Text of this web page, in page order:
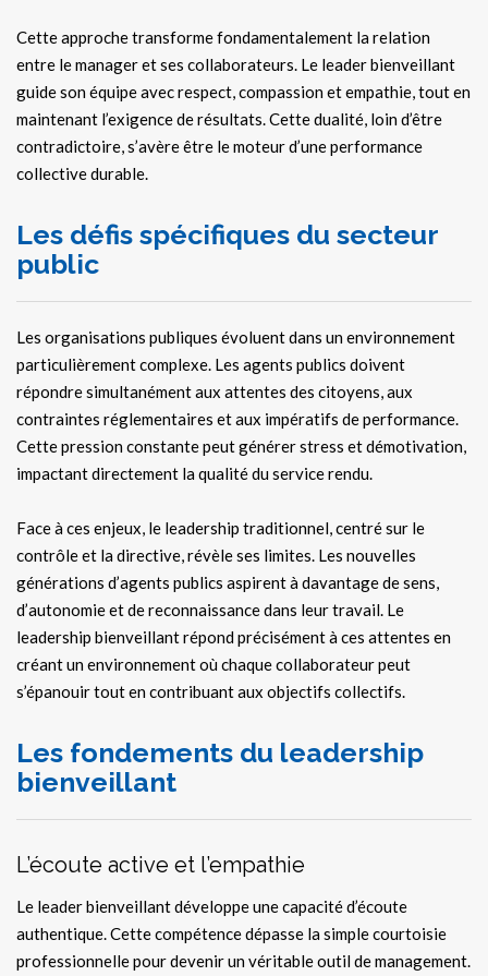
Cette approche transforme fondamentalement la relation
entre le manager et ses collaborateurs. Le leader bienveillant
guide son équipe avec respect, compassion et empathie, tout en
maintenant l’exigence de résultats. Cette dualité, loin d’être
contradictoire, s’avère être le moteur d’une performance
collective durable.
Les défis spécifiques du secteur
public
Les organisations publiques évoluent dans un environnement
particulièrement complexe. Les agents publics doivent
répondre simultanément aux attentes des citoyens, aux
contraintes réglementaires et aux impératifs de performance.
Cette pression constante peut générer stress et démotivation,
impactant directement la qualité du service rendu.
Face à ces enjeux, le leadership traditionnel, centré sur le
contrôle et la directive, révèle ses limites. Les nouvelles
générations d’agents publics aspirent à davantage de sens,
d’autonomie et de reconnaissance dans leur travail. Le
leadership bienveillant répond précisément à ces attentes en
créant un environnement où chaque collaborateur peut
s’épanouir tout en contribuant aux objectifs collectifs.
Les fondements du leadership
bienveillant
L’écoute active et l’empathie
Le leader bienveillant développe une capacité d’écoute
authentique. Cette compétence dépasse la simple courtoisie
professionnelle pour devenir un véritable outil de management.